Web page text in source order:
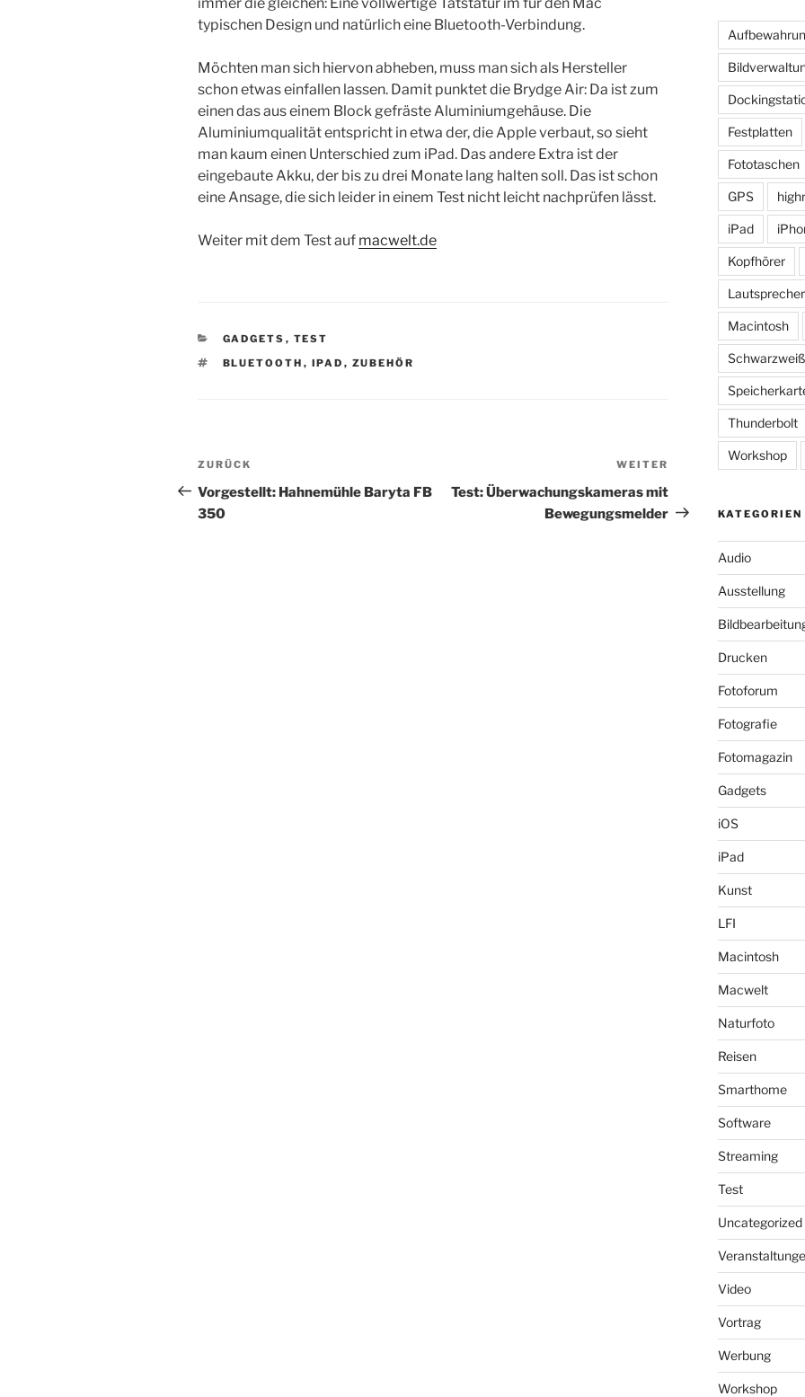
typischen Design und natürlich eine Bluetooth-Verbindung.
Möchten man sich hiervon abheben, muss man sich als Hersteller
schon etwas einfallen lassen. Damit punktet die Brydge Air: Da ist zum
einen das aus einem Block gefräste Aluminiumgehäuse. Die
Aluminiumqualität entspricht in etwa der, die Apple verbaut, so sieht
man kaum einen Unterschied zum iPad. Das andere Extra ist der
eingebaute Akku, der bis zu drei Monate lang halten soll. Das ist schon
eine Ansage, die sich leider in einem Test nicht leicht nachprüfen lässt.
Weiter mit dem Test auf macwelt.de
KATEGORIEN
GADGETS , TEST
SCHLAGWÖRTER
BLUETOOTH , IPAD , ZUBEHÖR
Beitragsnavigation
Vorheriger
Beitrag
ZURÜCK
Vorgestellt: Hahnemühle Baryta FB
350
Nächster
Beitrag
WEITER
Test: Überwachungskameras mit
Bewegungsmelder
Festplatten
Fototaschen
GPS
iPad
Kopfhörer
Lautsprecher
Macintosh
Schwarzweiß
Thunderbolt
Workshop
KATEGORIEN
Audio
Ausstellung
Drucken
Fotoforum
Fotografie
Fotomagazin
Gadgets
iOS
iPad
Kunst
LFI
Macintosh
Macwelt
Naturfoto
Reisen
Smarthome
Software
Streaming
Test
Uncategorized
Video
Vortrag
Werbung
Workshop